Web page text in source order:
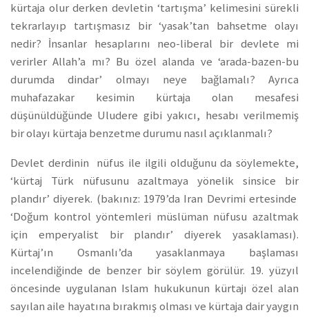
kürtaja olur derken devletin ‘tartışma’ kelimesini sürekli
tekrarlayıp tartışmasız bir ‘yasak’tan bahsetme olayı
nedir? İnsanlar hesaplarını neo-liberal bir devlete mi
verirler Allah’a mı? Bu özel alanda ve ‘arada-bazen-bu
durumda dindar’ olmayı neye bağlamalı? Ayrıca
muhafazakar kesimin kürtaja olan mesafesi
düşünüldüğünde Uludere gibi yakıcı, hesabı verilmemiş
bir olayı kürtaja benzetme durumu nasıl açıklanmalı?
Devlet derdinin nüfus ile ilgili olduğunu da söylemekte,
‘kürtaj Türk nüfusunu azaltmaya yönelik sinsice bir
plandır’ diyerek. (bakınız: 1979’da Iran Devrimi ertesinde
‘Doğum kontrol yöntemleri müslüman nüfusu azaltmak
için emperyalist bir plandır’ diyerek yasaklaması).
Kürtaj’ın Osmanlı’da yasaklanmaya başlaması
incelendiğinde de benzer bir söylem görülür. 19. yüzyıl
öncesinde uygulanan Islam hukukunun kürtajı özel alan
sayılan aile hayatına bırakmış olması ve kürtaja dair yaygın